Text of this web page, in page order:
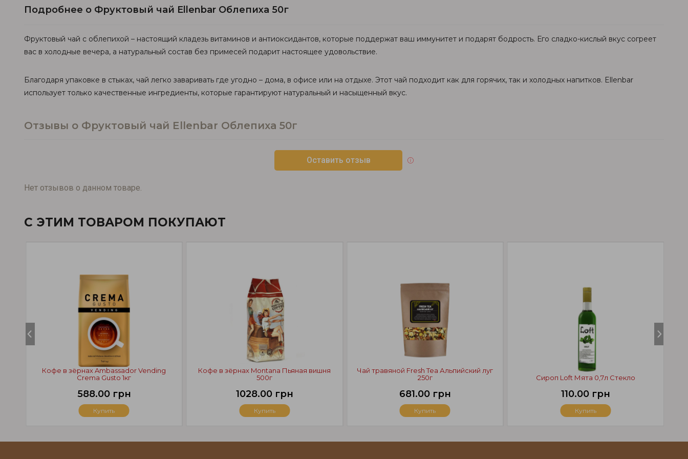
Подробнее о Фруктовый чай Ellenbar Облепиха 50г
Фруктовый чай с облепихой – настоящий кладезь витаминов и антиоксидантов, которые поддержат ваш иммунитет и подарят бодрость. Его сладко-кислый вкус согреет
вас в холодные вечера, а натуральный состав без примесей подарит настоящее удовольствие.
Благодаря упаковке в стыках, чай легко заваривать где угодно – дома, в офисе или на отдыхе. Этот чай подходит как для горячих, так и холодных напитков. Ellenbar
использует только качественные ингредиенты, которые гарантируют натуральный и насыщенный вкус.
Отзывы о Фруктовый чай Ellenbar Облепиха 50г
Оставить отзыв
Нет отзывов о данном товаре.
С ЭТИМ ТОВАРОМ ПОКУПАЮТ
Сироп Loft Мята 0,7л Стекло
110.00 грн
Купить
Кофе в зёрнах Ambassador Vending
Crema Gusto 1кг
588.00 грн
Купить
Кофе в зёрнах Montana Пьяная вишня
500г
1028.00 грн
Купить
Чай травяной Fresh Tea Альпийский луг
250г
681.00 грн
Купить